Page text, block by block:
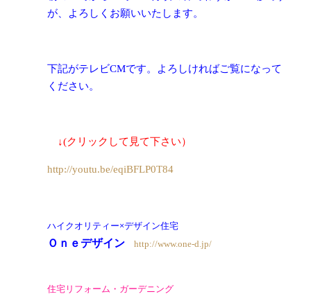
が、よろしくお願いいたします。
下記がテレビCMです。よろしければご覧になって
ください。
↓(クリックして見て下さい）
http://youtu.be/eqiBFLP0T84
ハイクオリティー×デザイン住宅
Ｏｎｅデザイン http://www.one-d.jp/
住宅リフォーム・ガーデニング